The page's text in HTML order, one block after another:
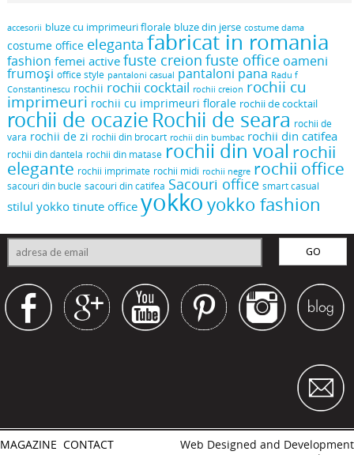
accesorii bluze cu imprimeuri florale bluze din jerse costume dama
costume office eleganta fabricat in romania
fashion femei active fuste creion fuste office oameni
frumoși office style pantaloni casual pantaloni pana Radu f
Constantinescu rochii rochii cocktail rochii creion rochii cu
imprimeuri rochii cu imprimeuri florale rochii de cocktail
rochii de ocazie Rochii de seara rochii de
vara rochii de zi rochii din brocart rochii din bumbac rochii din catifea
rochii din dantela rochii din matase rochii din voal rochii
elegante rochii imprimate rochii midi rochii negre rochii office
sacouri din bucle sacouri din catifea Sacouri office smart casual
stilul yokko tinute office yokko yokko fashion
MAGAZINE CONTACT
Web Designed and Development